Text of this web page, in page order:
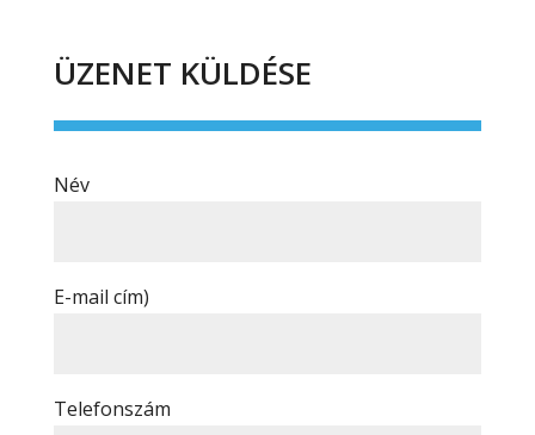
ÜZENET KÜLDÉSE
Név
E-mail cím)
Telefonszám